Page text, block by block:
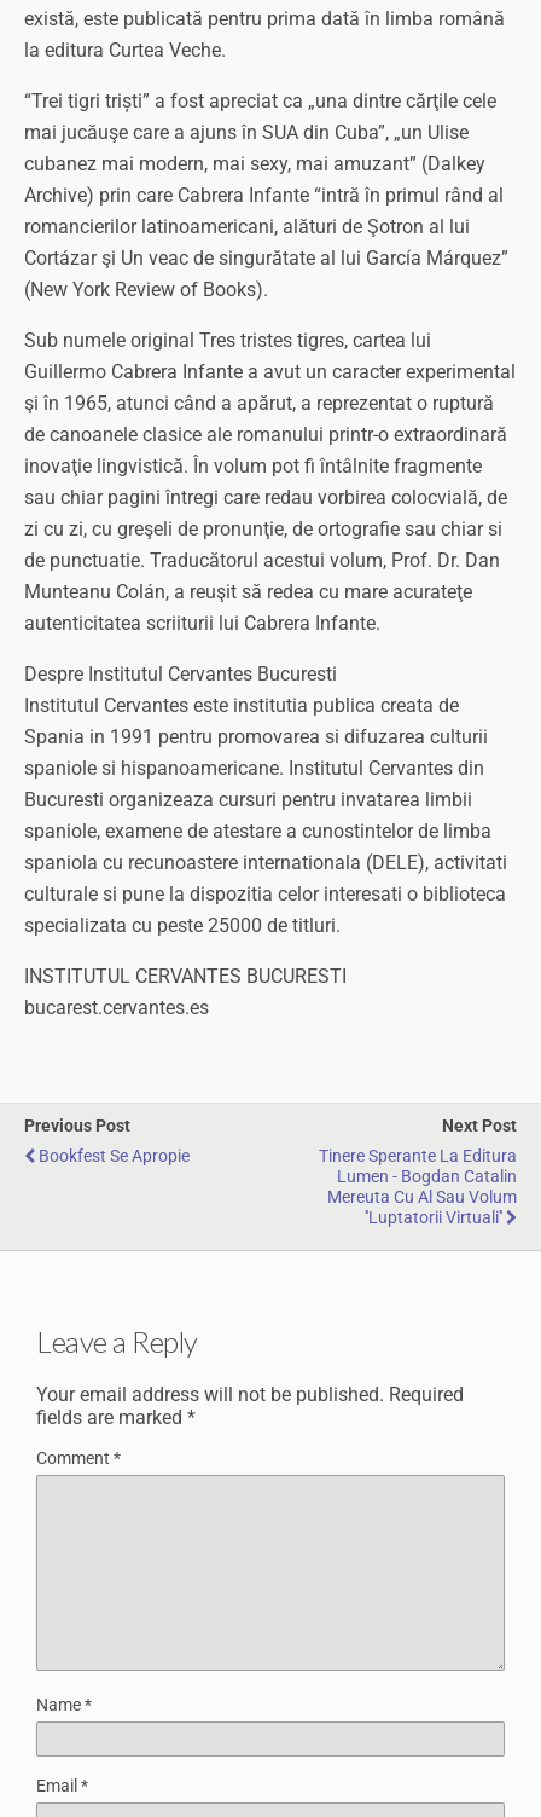
există, este publicată pentru prima dată în limba română
la editura Curtea Veche.
“Trei tigri triști” a fost apreciat ca „una dintre cărţile cele
mai jucăuşe care a ajuns în SUA din Cuba”, „un Ulise
cubanez mai modern, mai sexy, mai amuzant” (Dalkey
Archive) prin care Cabrera Infante “intră în primul rând al
romancierilor latinoamericani, alături de Şotron al lui
Cortázar şi Un veac de singurătate al lui García Márquez”
(New York Review of Books).
Sub numele original Tres tristes tigres, cartea lui
Guillermo Cabrera Infante a avut un caracter experimental
şi în 1965, atunci când a apărut, a reprezentat o ruptură
de canoanele clasice ale romanului printr-o extraordinară
inovaţie lingvistică. În volum pot fi întâlnite fragmente
sau chiar pagini întregi care redau vorbirea colocvială, de
zi cu zi, cu greşeli de pronunţie, de ortografie sau chiar si
de punctuatie. Traducătorul acestui volum, Prof. Dr. Dan
Munteanu Colán, a reuşit să redea cu mare acurateţe
autenticitatea scriiturii lui Cabrera Infante.
Despre Institutul Cervantes Bucuresti
Institutul Cervantes este institutia publica creata de
Spania in 1991 pentru promovarea si difuzarea culturii
spaniole si hispanoamericane. Institutul Cervantes din
Bucuresti organizeaza cursuri pentru invatarea limbii
spaniole, examene de atestare a cunostintelor de limba
spaniola cu recunoastere internationala (DELE), activitati
culturale si pune la dispozitia celor interesati o biblioteca
specializata cu peste 25000 de titluri.
INSTITUTUL CERVANTES BUCURESTI
bucarest.cervantes.es
Previous Post
Bookfest Se Apropie
Next Post
Tinere Sperante La Editura
Lumen - Bogdan Catalin
Mereuta Cu Al Sau Volum
''Luptatorii Virtuali''
Leave a Reply
Your email address will not be published. Required
fields are marked *
Comment *
Name*
Email *